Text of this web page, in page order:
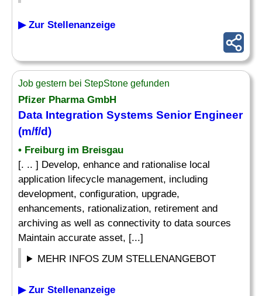
▶ Zur Stellenanzeige
Job gestern bei StepStone gefunden
Pfizer Pharma GmbH
Data Integration Systems Senior Engineer
(m/f/d)
• Freiburg im Breisgau
[. .. ] Develop, enhance and rationalise local
application lifecycle management, including
development, configuration, upgrade,
enhancements, rationalization, retirement and
archiving as well as connectivity to data sources
Maintain accurate asset, [...]
MEHR INFOS ZUM STELLENANGEBOT
▶ Zur Stellenanzeige